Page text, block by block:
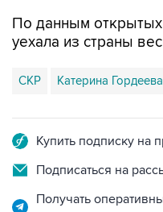
По данным открытых
уехала из страны
СКР Катерина Гордеева
Купить подписку на
Подписаться на
Получать